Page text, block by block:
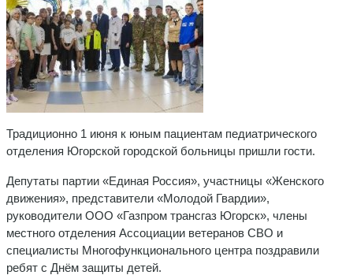
Традиционно 1 июня к юным пациентам педиатрического
отделения Югорской городской больницы пришли гости.
Депутаты партии «Единая Россия», участницы «Женского
движения», представители «Молодой Гвардии»,
руководители ООО «Газпром трансгаз Югорск», члены
местного отделения Ассоциации ветеранов СВО и
специалисты Многофункционального центра поздравили
ребят с Днём защиты детей.